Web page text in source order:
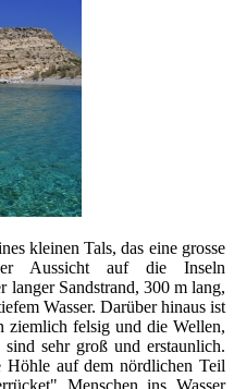
kleinen Tals, das eine grosse
Aussicht auf die Inseln
langer Sandstrand, 300 m lang,
Wasser. Darüber hinaus ist
ziemlich felsig und die Wellen,
sehr groß und erstaunlich.
Höhle auf dem nördlichen Teil
Menschen ins Wasser